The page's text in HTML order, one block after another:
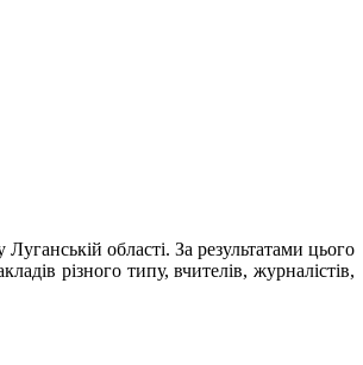
області. За результатами цього
різного типу, вчителів, журналістів,